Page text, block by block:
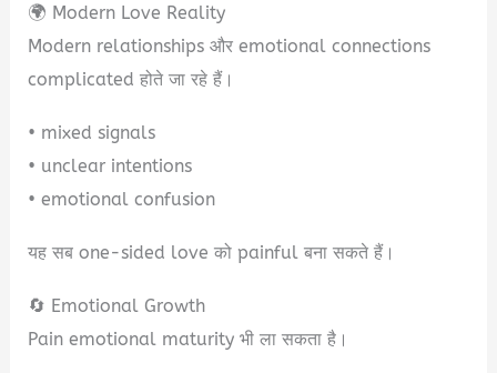
🌍 Modern Love Reality
Modern relationships और emotional connections
complicated होते जा रहे हैं।
• mixed signals
• unclear intentions
• emotional confusion
यह सब one-sided love को painful बना सकते हैं।
🔄 Emotional Growth
Pain emotional maturity भी ला सकता है।